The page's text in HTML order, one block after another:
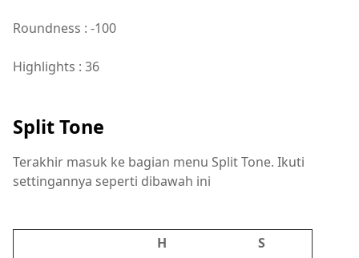
Roundness : -100
Highlights : 36
Split Tone
Terakhir masuk ke bagian menu Split Tone. Ikuti
settingannya seperti dibawah ini
H
S